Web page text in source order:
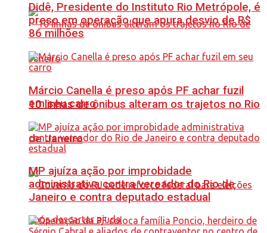
10 linhas de ônibus alteram os trajetos no Rio
de Janeiro
Didê, Presidente do Instituto Rio Metrópole, é
preso em operação que apura desvio de R$
86 milhões
Márcio Canella é preso após PF achar fuzil
em seu carro
MP ajuíza ação por improbidade
administrativa contra vereador do Rio de
Janeiro e contra deputado estadual